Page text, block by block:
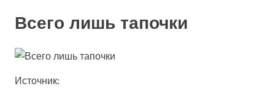
Всего лишь тапочки
Источник: